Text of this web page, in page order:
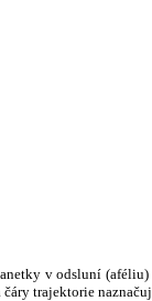
v odsluní
trajektorie